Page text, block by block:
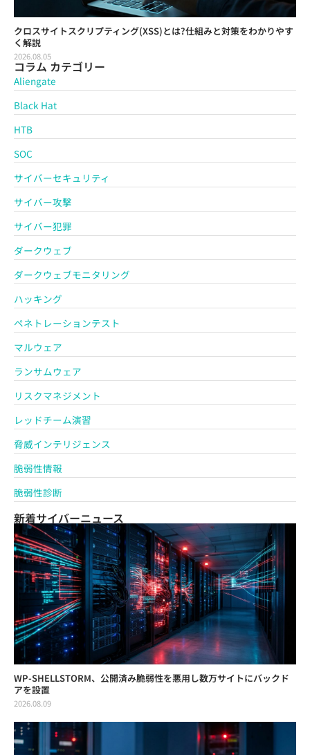
クロスサイトスクリプティング(XSS)とは?仕組みと対策をわかりやす
く解説
2026.08.05
コラム カテゴリー
Aliengate
Black Hat
HTB
SOC
サイバーセキュリティ
サイバー攻撃
サイバー犯罪
ダークウェブ
ダークウェブモニタリング
ハッキング
ペネトレーションテスト
マルウェア
ランサムウェア
リスクマネジメント
レッドチーム演習
脅威インテリジェンス
脆弱性情報
脆弱性診断
新着サイバーニュース
WP-SHELLSTORM、公開済み脆弱性を悪用し数万サイトにバックド
アを設置
2026.08.09